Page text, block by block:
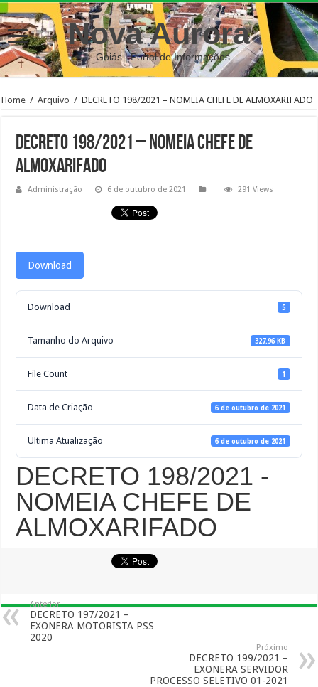
Nova Aurora
– Goiás | Portal de Informações
Home / Arquivo / DECRETO 198/2021 – NOMEIA CHEFE DE ALMOXARIFADO
DECRETO 198/2021 – NOMEIA CHEFE DE
ALMOXARIFADO
Administração 6 de outubro de 2021 291 Views
Download
Download 5
Tamanho do Arquivo 327.96 KB
File Count 1
Data de Criação 6 de outubro de 2021
Ultima Atualização 6 de outubro de 2021
DECRETO 198/2021 -
NOMEIA CHEFE DE
ALMOXARIFADO
Anterior
DECRETO 197/2021 –
EXONERA MOTORISTA PSS
2020
Próximo
DECRETO 199/2021 –
EXONERA SERVIDOR
PROCESSO SELETIVO 01-2021